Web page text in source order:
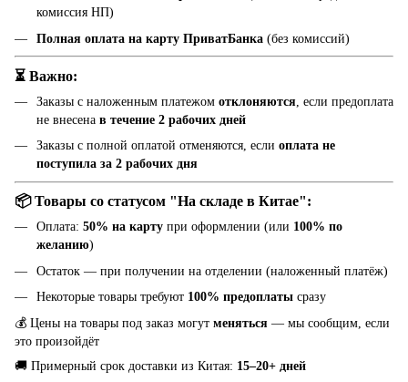
комиссия НП)
Полная оплата на карту ПриватБанка (без комиссий)
⏳ Важно:
Заказы с наложенным платежом отклоняются , если предоплата
не внесена в течение 2 рабочих дней
Заказы с полной оплатой отменяются, если оплата не
поступила за 2 рабочих дня
📦 Товары со статусом "На складе в Китае":
Оплата: 50% на карту при оформлении (или 100% по
желанию)
Остаток — при получении на отделении (наложенный платёж)
Некоторые товары требуют 100% предоплаты сразу
💰 Цены на товары под заказ могут меняться — мы сообщим, если
это произойдёт
🚚 Примерный срок доставки из Китая: 15–20+ дней